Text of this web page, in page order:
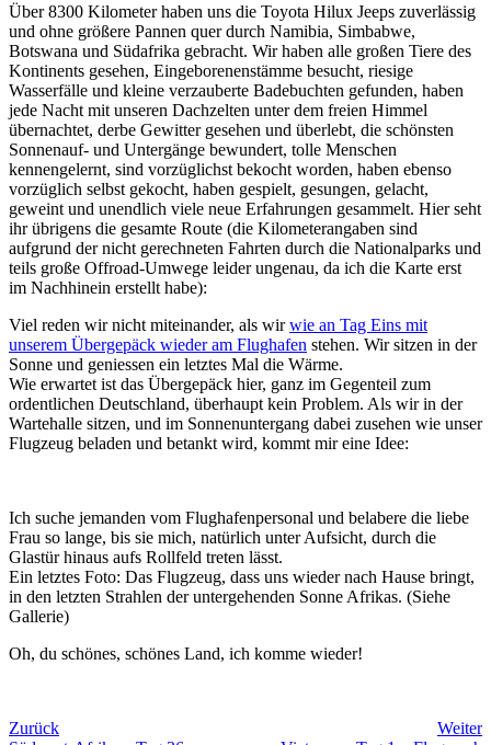
Über 8300 Kilometer haben uns die Toyota Hilux Jeeps zuverlässig
und ohne größere Pannen quer durch Namibia, Simbabwe,
Botswana und Südafrika gebracht. Wir haben alle großen Tiere des
Kontinents gesehen, Eingeborenenstämme besucht, riesige
Wasserfälle und kleine verzauberte Badebuchten gefunden, haben
jede Nacht mit unseren Dachzelten unter dem freien Himmel
übernachtet, derbe Gewitter gesehen und überlebt, die schönsten
Sonnenauf- und Untergänge bewundert, tolle Menschen
kennengelernt, sind vorzüglichst bekocht worden, haben ebenso
vorzüglich selbst gekocht, haben gespielt, gesungen, gelacht,
geweint und unendlich viele neue Erfahrungen gesammelt. Hier seht
ihr übrigens die gesamte Route (die Kilometerangaben sind
aufgrund der nicht gerechneten Fahrten durch die Nationalparks und
teils große Offroad-Umwege leider ungenau, da ich die Karte erst
im Nachhinein erstellt habe):
Viel reden wir nicht miteinander, als wirwie an Tag Eins mit
unserem Übergepäck wieder am Flughafen stehen. Wir sitzen in der
Sonne und geniessen ein letztes Mal die Wärme.
Wie erwartet ist das Übergepäck hier, ganz im Gegenteil zum
ordentlichen Deutschland, überhaupt kein Problem. Als wir in der
Wartehalle sitzen, und im Sonnenuntergang dabei zusehen wie unser
Flugzeug beladen und betankt wird, kommt mir eine Idee:
Ich suche jemanden vom Flughafenpersonal und belabere die liebe
Frau so lange, bis sie mich, natürlich unter Aufsicht, durch die
Glastür hinaus aufs Rollfeld treten lässt.
Ein letztes Foto: Das Flugzeug, dass uns wieder nach Hause bringt,
in den letzten Strahlen der untergehenden Sonne Afrikas. (Siehe
Gallerie)
Oh, du schönes, schönes Land, ich komme wieder!
Zurück
Weiter